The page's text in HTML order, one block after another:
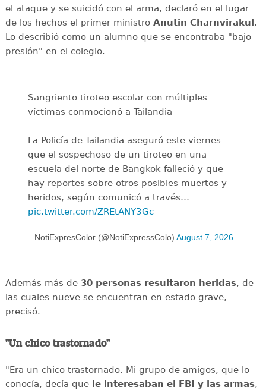
el ataque y se suicidó con el arma, declaró en el lugar
de los hechos el primer ministro Anutin Charnvirakul.
Lo describió como un alumno que se encontraba "bajo
presión" en el colegio.
Sangriento tiroteo escolar con múltiples
víctimas conmocionó a Tailandia
La Policía de Tailandia aseguró este viernes
que el sospechoso de un tiroteo en una
escuela del norte de Bangkok falleció y que
hay reportes sobre otros posibles muertos y
heridos, según comunicó a través…
pic.twitter.com/ZREtANY3Gc
— NotiExpresColor (@NotiExpressColo) August 7, 2026
Además más de 30 personas resultaron heridas, de
las cuales nueve se encuentran en estado grave,
precisó.
"Un chico trastornado"
"Era un chico trastornado. Mi grupo de amigos, que lo
conocía, decía que le interesaban el FBI y las armas,